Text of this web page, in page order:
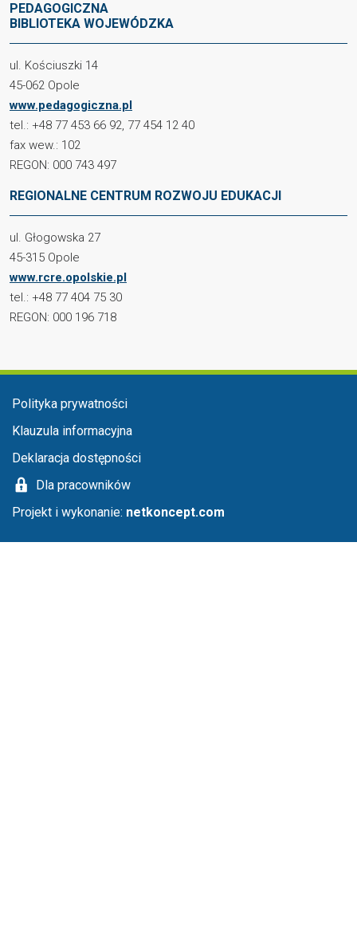
PEDAGOGICZNA
BIBLIOTEKA WOJEWÓDZKA
ul. Kościuszki 14
45-062 Opole
www.pedagogiczna.pl
tel.: +48 77 453 66 92, 77 454 12 40
fax wew.: 102
REGON: 000 743 497
REGIONALNE CENTRUM ROZWOJU EDUKACJI
ul. Głogowska 27
45-315 Opole
www.rcre.opolskie.pl
tel.: +48 77 404 75 30
REGON: 000 196 718
Menu stopka
Polityka prywatności
Klauzula informacyjna
Deklaracja dostępności
Dla pracowników
Projekt i wykonanie: netkoncept.com